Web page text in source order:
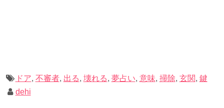
ドア, 不審者, 出る, 壊れる, 夢占い, 意味, 掃除, 玄関, 鍵
dehi